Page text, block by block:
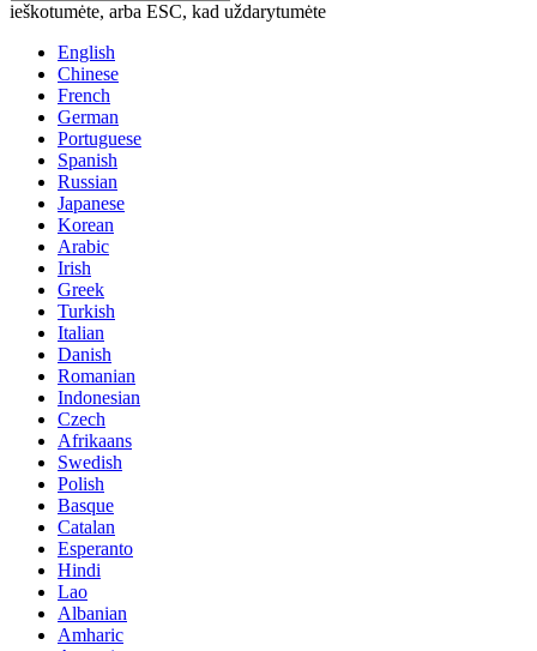
ieškotumėte, arba ESC, kad uždarytumėte
English
Chinese
French
German
Portuguese
Spanish
Russian
Japanese
Korean
Arabic
Irish
Greek
Turkish
Italian
Danish
Romanian
Indonesian
Czech
Afrikaans
Swedish
Polish
Basque
Catalan
Esperanto
Hindi
Lao
Albanian
Amharic